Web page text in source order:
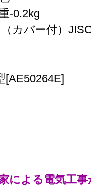
-0.2kg
カバー付）
による電気工